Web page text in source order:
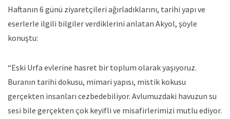
Haftanın 6 günü ziyaretçileri ağırladıklarını, tarihi yapı ve
eserlerle ilgili bilgiler verdiklerini anlatan Akyol, şöyle
konuştu:
“Eski Urfa evlerine hasret bir toplum olarak yaşıyoruz.
Buranın tarihi dokusu, mimari yapısı, mistik kokusu
gerçekten insanları cezbedebiliyor. Avlumuzdaki havuzun su
sesi bile gerçekten çok keyifli ve misafirlerimizi mutlu ediyor.